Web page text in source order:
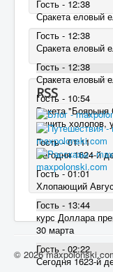
Гость - 12:38
Сракета еловый
Гость - 12:38
Сракета еловый
Гость - 12:38
Сракета еловый
Гость - 10:54
Ракета "Боярыня
мучить холопов,
Гость - 01:11
Сегодня 1624-й
Гость - 01:01
Хлопающий
Гость - 13:44
курс Доллара
30 марта
Гость - 02:22
Сегодня 1623-й
RSS
maxpolonski.com
maxpolonski.com
© 2026